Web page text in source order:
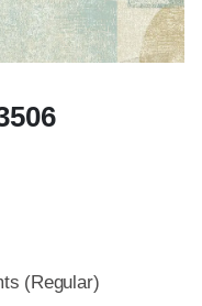
(Regular)